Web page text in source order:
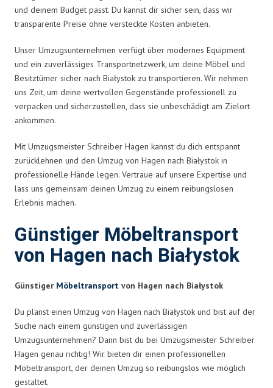
und deinem Budget passt. Du kannst dir sicher sein, dass wir
transparente Preise ohne versteckte Kosten anbieten.
Unser Umzugsunternehmen verfügt über modernes Equipment
und ein zuverlässiges Transportnetzwerk, um deine Möbel und
Besitztümer sicher nach Białystok zu transportieren. Wir nehmen
uns Zeit, um deine wertvollen Gegenstände professionell zu
verpacken und sicherzustellen, dass sie unbeschädigt am Zielort
ankommen.
Mit Umzugsmeister Schreiber Hagen kannst du dich entspannt
zurücklehnen und den Umzug von Hagen nach Białystok in
professionelle Hände legen. Vertraue auf unsere Expertise und
lass uns gemeinsam deinen Umzug zu einem reibungslosen
Erlebnis machen.
Günstiger Möbeltransport
von Hagen nach Białystok
Günstiger Möbeltransport von Hagen nach Białystok
Du planst einen Umzug von Hagen nach Białystok und bist auf der
Suche nach einem günstigen und zuverlässigen
Umzugsunternehmen? Dann bist du bei Umzugsmeister Schreiber
Hagen genau richtig! Wir bieten dir einen professionellen
Möbeltransport, der deinen Umzug so reibungslos wie möglich
gestaltet.